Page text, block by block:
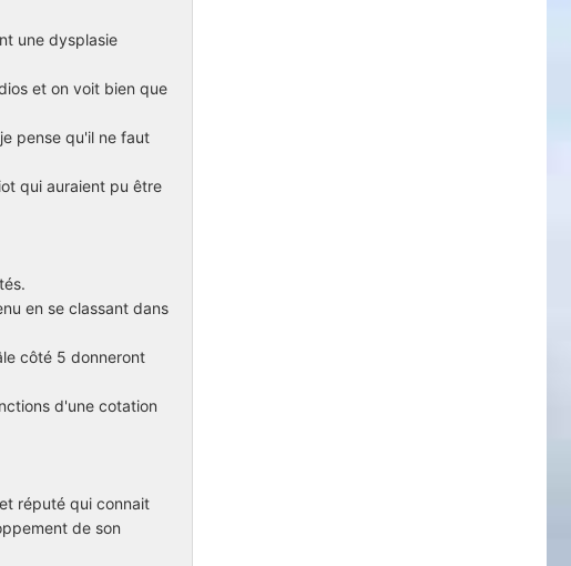
une dysplasie
et on voit bien que
pense qu'il ne faut
qui auraient pu être
en se classant dans
côté 5 donneront
d'une cotation
réputé qui connait
de son